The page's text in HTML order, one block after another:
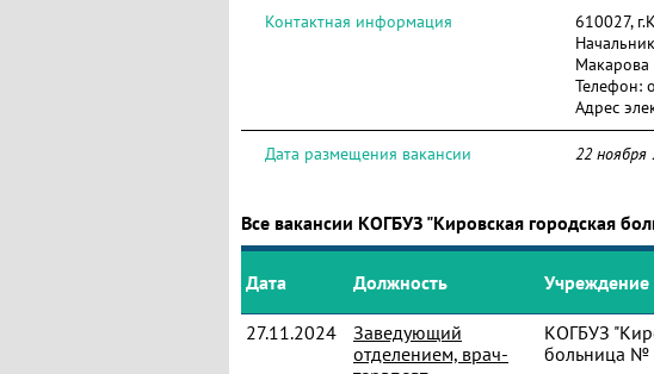
Контактная информация
610027,
Макарова
Телефон:
Адрес
Дата размещения вакансии 22 ноября
Все вакансии КОГБУЗ "Кировская городская
Дата Должность Учреждение
27.11.2024
Заведующий
отделением, врач-
КОГБУЗ
больница №